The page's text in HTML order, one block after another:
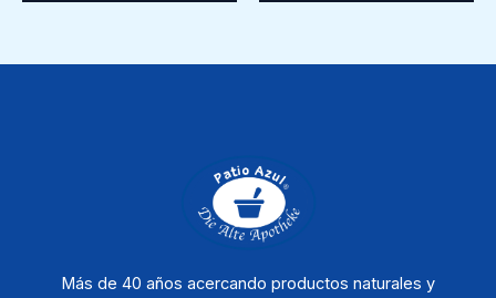
Más de 40 años acercando productos naturales y